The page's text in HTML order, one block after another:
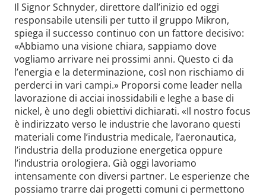
Il Signor Schnyder, direttore dall’inizio ed oggi
responsabile utensili per tutto il gruppo Mikron,
spiega il successo continuo con un fattore decisivo:
«Abbiamo una visione chiara, sappiamo dove
vogliamo arrivare nei prossimi anni. Questo ci da
l’energia e la determinazione, così non rischiamo di
perderci in vari campi.» Proporsi come leader nella
lavorazione di acciai inossidabili e leghe a base di
nickel, è uno degli obiettivi dichiarati. «Il nostro focus
è indirizzato verso le industrie che lavorano questi
materiali come l’industria medicale, l’aeronautica,
l’industria della produzione energetica oppure
l’industria orologiera. Già oggi lavoriamo
intensamente con diversi partner. Le esperienze che
possiamo trarre dai progetti comuni ci permettono